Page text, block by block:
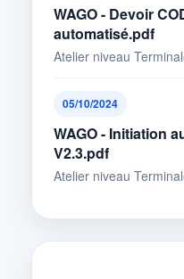
WAGO - Devoir
automatisé.pdf
Atelier niveau
05/10/2024
WAGO - Initiation
V2.3.pdf
Atelier niveau